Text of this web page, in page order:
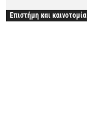
Επιστήμη και καινοτομία